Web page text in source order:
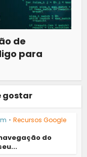
de
para
gostar
• Recursos Google
do